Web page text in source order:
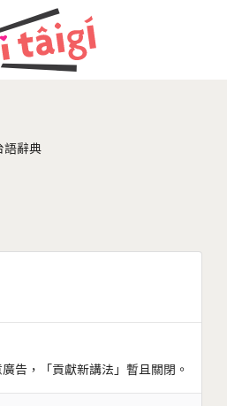
語辭典
告，「貢獻新講法」暫且關閉。